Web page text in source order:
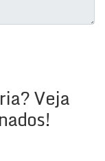
m²
Veja